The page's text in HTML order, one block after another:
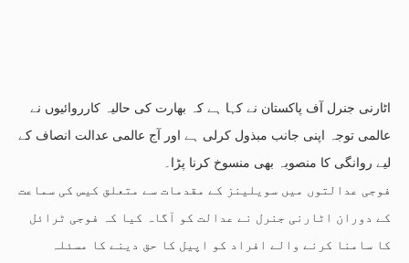
اٹارنی جنرل آف پاکستان نے کہا ہے کہ بھارت کی حالیہ کارروائیوں نے
عالمی توجہ اپنی جانب مبذول کرلی ہے اور آج عالمی عدالت انصاف کے
لیے روانگی کا منصوبہ بھی منسوخ کرنا پڑا۔
فوجی عدالتوں میں سویلینز کے مقدمات سے متعلق کیس کی سماعت
کے دوران اٹارنی جنرل نے عدالت کو آگاہ کیا کہ فوجی ٹرائل
کا سامنا کرنے والے افراد کو اپیل کا حق دینے کا مسئلہ